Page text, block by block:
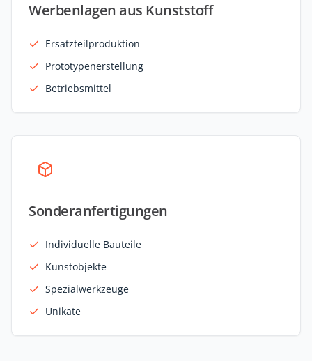
Werbenlagen aus Kunststoff
Ersatzteilproduktion
Prototypenerstellung
Betriebsmittel
Sonderanfertigungen
Individuelle Bauteile
Kunstobjekte
Spezialwerkzeuge
Unikate